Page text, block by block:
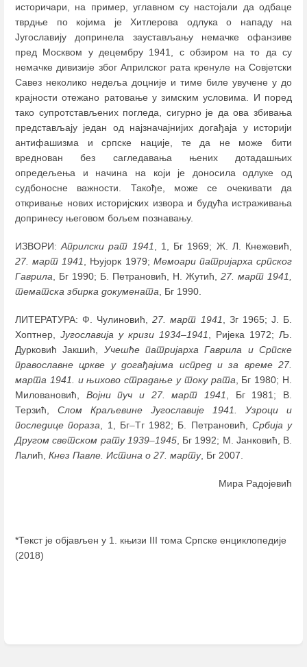
историчари, на пример, углавном су настојали да одбаце
тврдње по којима је Хитлерова одлука о нападу на
Југославију допринела заустављању немачке офанзиве
пред Москвом у децембру 1941, с обзиром на то да су
немачке дивизије због Априлског рата кренуле на Совјетски
Савез неколико недеља доцније и тиме биле увучене у до
крајности отежано ратовање у зимским условима. И поред
тако супротстављених погледа, сигурно је да ова збивања
представљају један од најзначајнијих догађаја у историји
антифашизма и српске нације, те да не може бити
вреднован без сагледавања њених дотадашњих
опредељења и начина на који је доносила одлуке од
судбоносне важности. Такође, може се очекивати да
откривање нових историјских извора и будућа истраживања
допринесу његовом бољем познавању.
ИЗВОРИ:Априлски рат 1941
, 1, Бг 1969; Ж. Л. Кнежевић,
27. март 1941
, Њујорк 1979; Мемоари патријарха српског
Гаврила , Бг 1990; Б. Петрановић, Н. Жутић, 27. март 1941,
тематска збирка докумената , Бг 1990.
ЛИТЕРАТУРА: Ф. Чулиновић,27. март 1941 , Зг 1965; Ј. Б.
Хоптнер, Југославија у кризи 1934‒1941
, Ријека 1972; Љ.
Дурковић Јакшић, Учешће патријарха Гаврила и Српске
православне цркве у догађајима испред и за време 27.
марта 1941. и њихово страдање у току рата , Бг 1980; Н.
Миловановић, Војни пуч и 27. март 1941
, Бг 1981; В.
Терзић, Слом Краљевине Југославије 1941. Узроци и
последице пораза , 1, Бг–Тг 1982; Б. Петрановић, Србија у
Другом светском рату 1939–1945, Бг 1992; М. Јанковић, В.
Лалић, Кнез Павле. Истина о 27. марту, Бг 2007.
Мира Радојевић
*Текст је објављен у 1. књизи III тома Српске енциклопедије
(2018)